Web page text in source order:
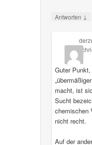
Antworten ↓
Guter
macht, ist
Sucht
chemischen
nicht recht.
Auf der